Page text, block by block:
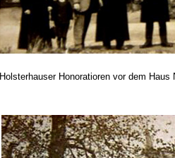
Holsterhauser Honoratioren vor dem